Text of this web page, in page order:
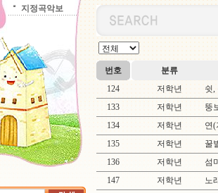
지정곡악보
번호
분류
124
저학년
쉿,
133
저학년
뚱
134
저학년
연(
135
저학년
꿀
136
저학년
섬
147
저학년
노